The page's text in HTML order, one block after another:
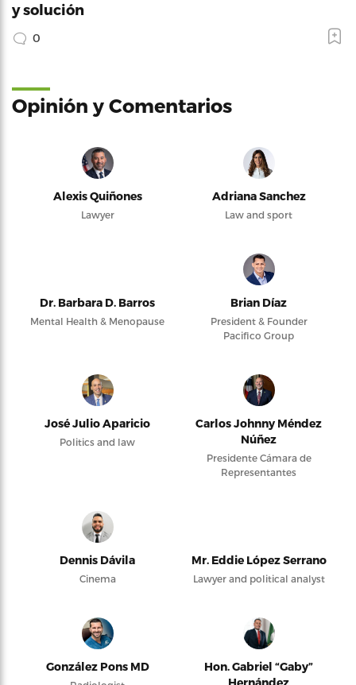
y solución
0
Opinión y Comentarios
Alexis Quiñones
Lawyer
Adriana Sanchez
Law and sport
Dr. Barbara D. Barros
Mental Health & Menopause
Brian Díaz
President & Founder
Pacifico Group
José Julio Aparicio
Politics and law
Carlos Johnny Méndez
Núñez
Presidente Cámara de
Representantes
Dennis Dávila
Cinema
Mr. Eddie López Serrano
Lawyer and political analyst
González Pons MD
Hon. Gabriel “Gaby”
Hernández